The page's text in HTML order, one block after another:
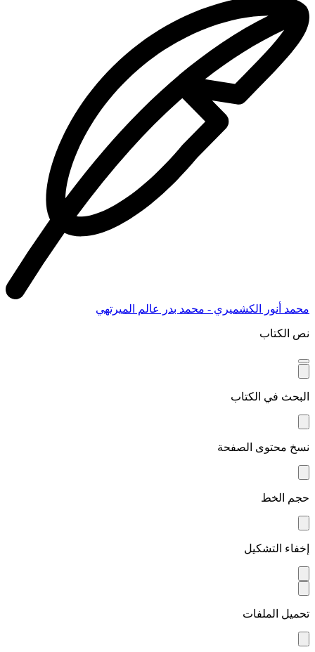
محمد أنور الكشميري - محمد بدر عالم الميرتهي
نص الكتاب
البحث في الكتاب
نسخ محتوى الصفحة
حجم الخط
إخفاء التشكيل
تحميل الملفات